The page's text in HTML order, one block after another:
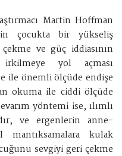
Martin Hoffman
çocukta bir yükseliş
ve güç iddiasının
yol açması
ile önemli ölçüde endişe
okuma ile ciddi ölçüde
yöntemi ise, ılımlı
ve ergenlerin anne-
mantıksamalara kulak
sevgiyi geri çekme